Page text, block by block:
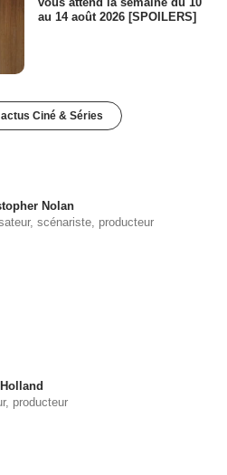
au 14 août 2026 [SPOILERS]
Ciné & Séries
Nolan
scénariste, producteur
producteur